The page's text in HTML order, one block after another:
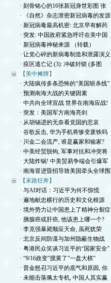
· 刻骨铭心的16张新冠身世彩图 张
· 《自然》杂志泄密新冠病毒的发源
· 新冠病毒最高机密: 北京早有解药
· 突发: 中国政府紧急呼吁在美中国
· 新冠病毒神秘来源 （转载）
· 让党心碎的新病毒制造和泄露演义
· 疫区逃亡记 (3): 冲破封锁 (多图
【美中摊牌】
· 大陆疯传多条恐怖的“美国斩杀线”
· 预测南海大战的关键因素
· 中共向全球宣战 世界在南海应战!
· 突发：美国军方南海亮剑
· 从胡锡进的无奈看党国的悲哀
· 谷歌反击, 华为手机将惨变废铁吗
· 川金二会流产, 谁是赢家和输家?
· 中美经贸脱钩, 军事对抗和冲突将
· 大陆炸锅! 中美贸易争端会引爆军
· 南海冒进昏招导致美国牵头全球围
【末路狂奔】
· 与AI对话：习近平为何不惊慌
· 遍地献忠横行的历史和文化根源
· 境外势力让中国患上了精神分裂症
· 胰腺癌或肝癌, 他该患上哪一个?
· 李克强暴毙顺应天命, 虽死犹荣
· 北京反间防谍与加州隐蔽生物战
· 粤港民众笑谈习近平的“国家安全”
· “9/16政变”搅黄了”一盘大棋”
· 普金怒召习近平的底气和原因, 你
· 未能击落佩太专机, 中国人其实赢